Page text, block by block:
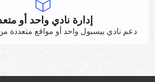
إدارة نادي واحد أو
دعم نادي بيسبول واحد أو مواقع متعددة